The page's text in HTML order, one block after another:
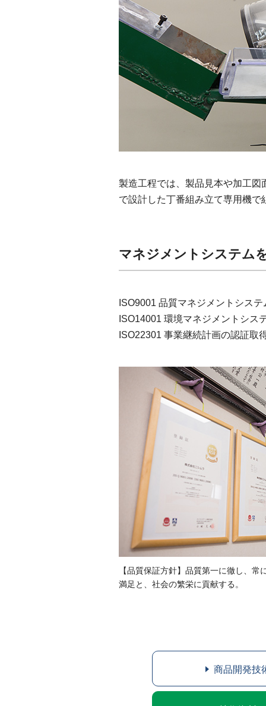
製造工程では、製品見本や加工
で設計した丁番組み立て専用機
マネジメントシステム
ISO9001 品質マネジメントシス
ISO14001 環境マネジメントシ
ISO22301 事業継続計画の認証取
【品質保証方針】品質第一に徹し、
満足と、社会の繁栄に貢献する。
商品開発技